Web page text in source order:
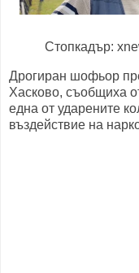
Стопкадър:
Дрогиран шофьор
Хасково, съобщиха
една от ударените
въздействие на